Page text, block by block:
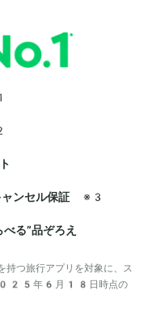
ンセル保証 ※3
る”品ぞろえ
つ旅行アプリを対象に、ス
（2025年6月18日時点の